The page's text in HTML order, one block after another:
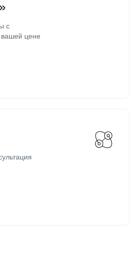
с
цене